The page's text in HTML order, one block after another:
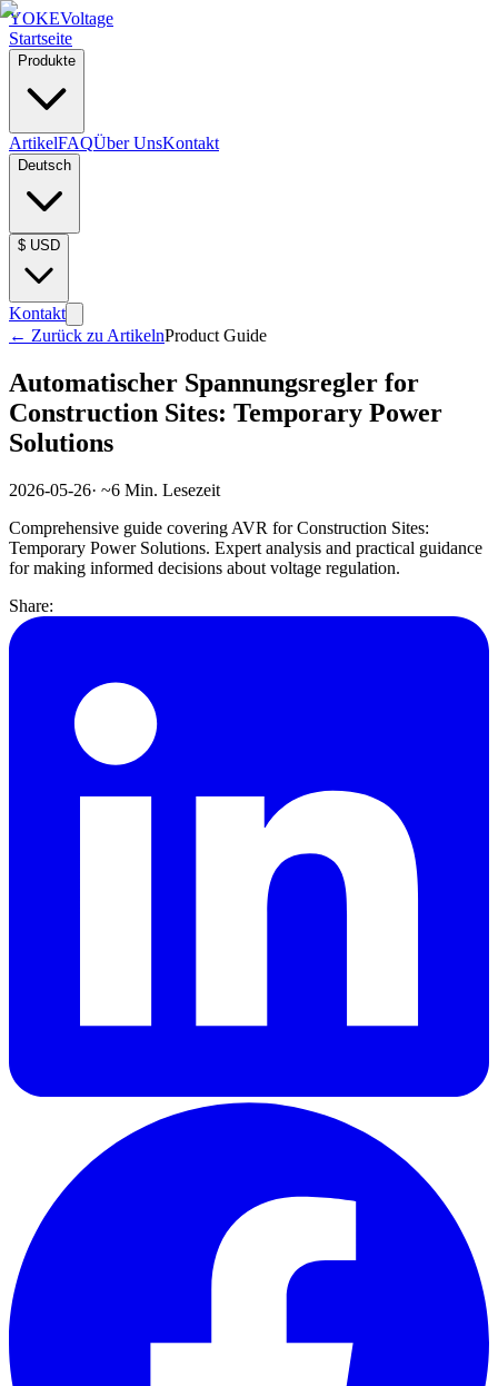
YOKEVoltage
Startseite
Produkte
ArtikelFAQÜber UnsKontakt
Deutsch
$ USD
Kontakt
← Zurück zu ArtikelnProduct Guide
Automatischer Spannungsregler for
Construction Sites: Temporary Power
Solutions
2026-05-26· ~6 Min. Lesezeit
Comprehensive guide covering AVR for Construction Sites:
Temporary Power Solutions. Expert analysis and practical guidance
for making informed decisions about voltage regulation.
Share: